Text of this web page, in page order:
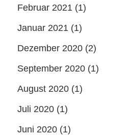
Februar 2021 (1)
Januar 2021 (1)
Dezember 2020 (2)
September 2020 (1)
August 2020 (1)
Juli 2020 (1)
Juni 2020 (1)